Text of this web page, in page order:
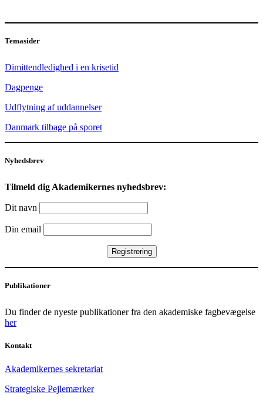
Temasider
Dimittendledighed i en krisetid
Dagpenge
Udflytning af uddannelser
Danmark tilbage på sporet
Nyhedsbrev
Tilmeld dig Akademikernes nyhedsbrev:
Dit navn
Din email
Publikationer
Du finder de nyeste publikationer fra den akademiske fagbevægelse
her
Kontakt
Akademikernes sekretariat
Strategiske Pejlemærker